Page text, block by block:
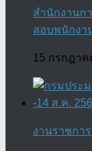
สำนักงานก
สอบพนักงา
15 กรกฎาค
งานราชกา